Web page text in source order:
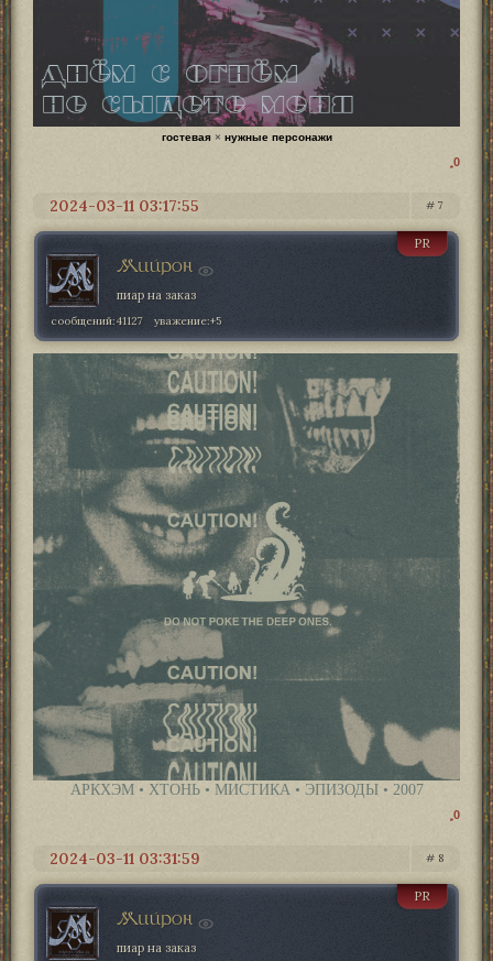
гостевая× нужные персонажи
0
7
2024-03-11 03:17:55
Мийрон
PR
пиар на заказ
сообщений:41127 уважение:+5
АРКХЭМ • ХТОНЬ • МИСТИКА • ЭПИЗОДЫ • 2007
0
8
2024-03-11 03:31:59
Мийрон
PR
пиар на заказ